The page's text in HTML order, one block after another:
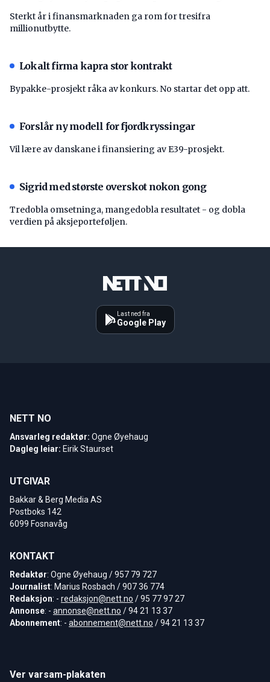
Sterkt år i finansmarknaden ga rom for tresifra
millionutbytte.
Lokalt firma kapra stor kontrakt
Bypakke-prosjekt råka av konkurs. No startar det opp att.
Forslår ny modell for fjordkryssingar
Vil lære av danskane i finansiering av E39-prosjekt.
Sigrid med største overskot nokon gong
Tredobla omsetninga, mangedobla resultatet - og dobla
verdien på aksjeporteføljen.
Last ned fra
Google Play
NETT NO
Ansvarleg redaktør: Ogne Øyehaug
Dagleg leiar: Eirik Staurset
UTGIVAR
Bakkar & Berg Media AS
Postboks 142
6099 Fosnavåg
KONTAKT
Redaktør: Ogne Øyehaug / 957 79 727
Journalist: Marius Rosbach / 907 36 774
Redaksjon: - redaksjon@nett.no / 95 77 97 27
Annonse: - annonse@nett.no / 94 21 13 37
Abonnement: - abonnement@nett.no / 94 21 13 37
Ver varsam-plakaten